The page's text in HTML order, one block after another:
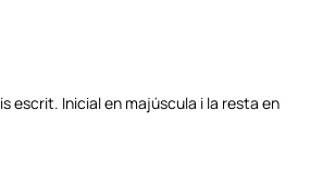
escrit. Inicial en majúscula i la resta en